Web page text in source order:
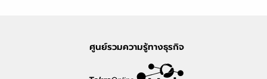
ศูนย์รวมความรู้ทางธุรกิจ